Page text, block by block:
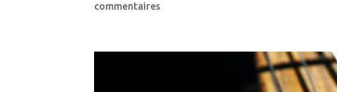
commentaires